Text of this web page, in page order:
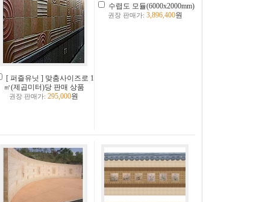
[ 퍼즐유닛 ] 맞춤사이즈로 1
㎡(제곱미터)당 판매 상품
권장 판매가:295,000원
수렵도 모듈(6000x2000mm)
권장 판매가: 3,896,400원